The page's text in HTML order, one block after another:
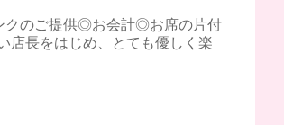
クのご提供◎お会計◎お席の片付
店長をはじめ、とても優しく楽